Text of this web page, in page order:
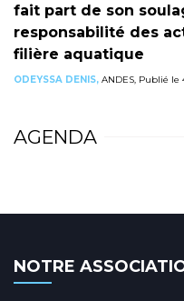
fait part de son
responsabilité des
filière aquatique
ODEYSSA DENIS, ANDES, Publié le
AGENDA
NOTRE